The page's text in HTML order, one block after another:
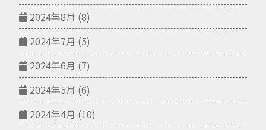
2024年8月 (8)
2024年7月 (5)
2024年6月 (7)
2024年5月 (6)
2024年4月 (10)